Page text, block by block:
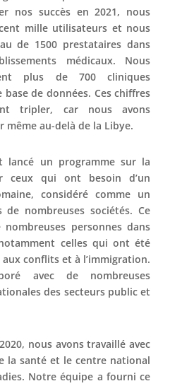
nos succès en 2021, nous
mille utilisateurs et nous
de 1500 prestataires dans
médicaux. Nous
plus de 700 cliniques
de données. Ces chiffres
tripler, car nous avons
même au-delà de la Libye.
lancé un programme sur la
ceux qui ont besoin d’un
considéré comme un
de nombreuses sociétés. Ce
personnes dans
celles qui ont été
conflits et à l’immigration.
avec de nombreuses
des secteurs public et
nous avons travaillé avec
la santé et le centre national
Notre équipe a fourni ce